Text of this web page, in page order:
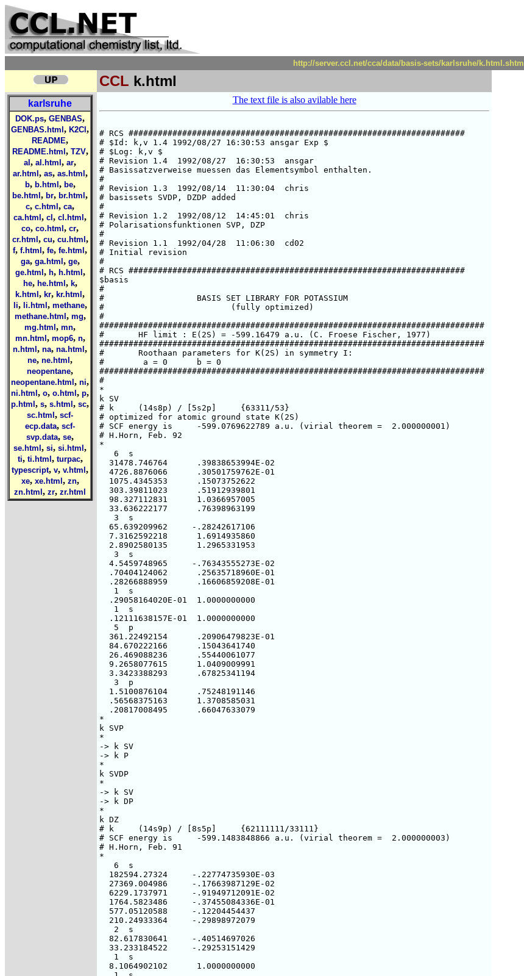
http://server.ccl.net/cca/data/basis-sets/karlsruhe/k.html.shtml
CCL k.html
karlsruhe
DOK.ps, GENBAS,
GENBAS.html , K2Cl ,
README,
README.html , TZV,
al , al.html , ar,
ar.html , as, as.html ,
b, b.html , be,
be.html , br, br.html ,
c, c.html , ca,
ca.html , cl , cl.html ,
co, co.html , cr,
cr.html , cu, cu.html ,
f, f.html , fe, fe.html ,
ga, ga.html , ge,
ge.html , h, h.html ,
he, he.html , k,
k.html , kr, kr.html ,
li, li.html , methane,
methane.html , mg,
mg.html , mn,
mn.html , mop6, n,
n.html , na, na.html ,
ne, ne.html ,
neopentane,
neopentane.html , ni,
ni.html , o, o.html , p,
p.html , s, s.html , sc,
sc.html , scf-
ecp.data, scf-
svp.data, se,
se.html , si, si.html ,
ti, ti.html , turpac,
typescript, v, v.html ,
xe, xe.html , zn,
zn.html , zr, zr.html
The text file is also avilable here